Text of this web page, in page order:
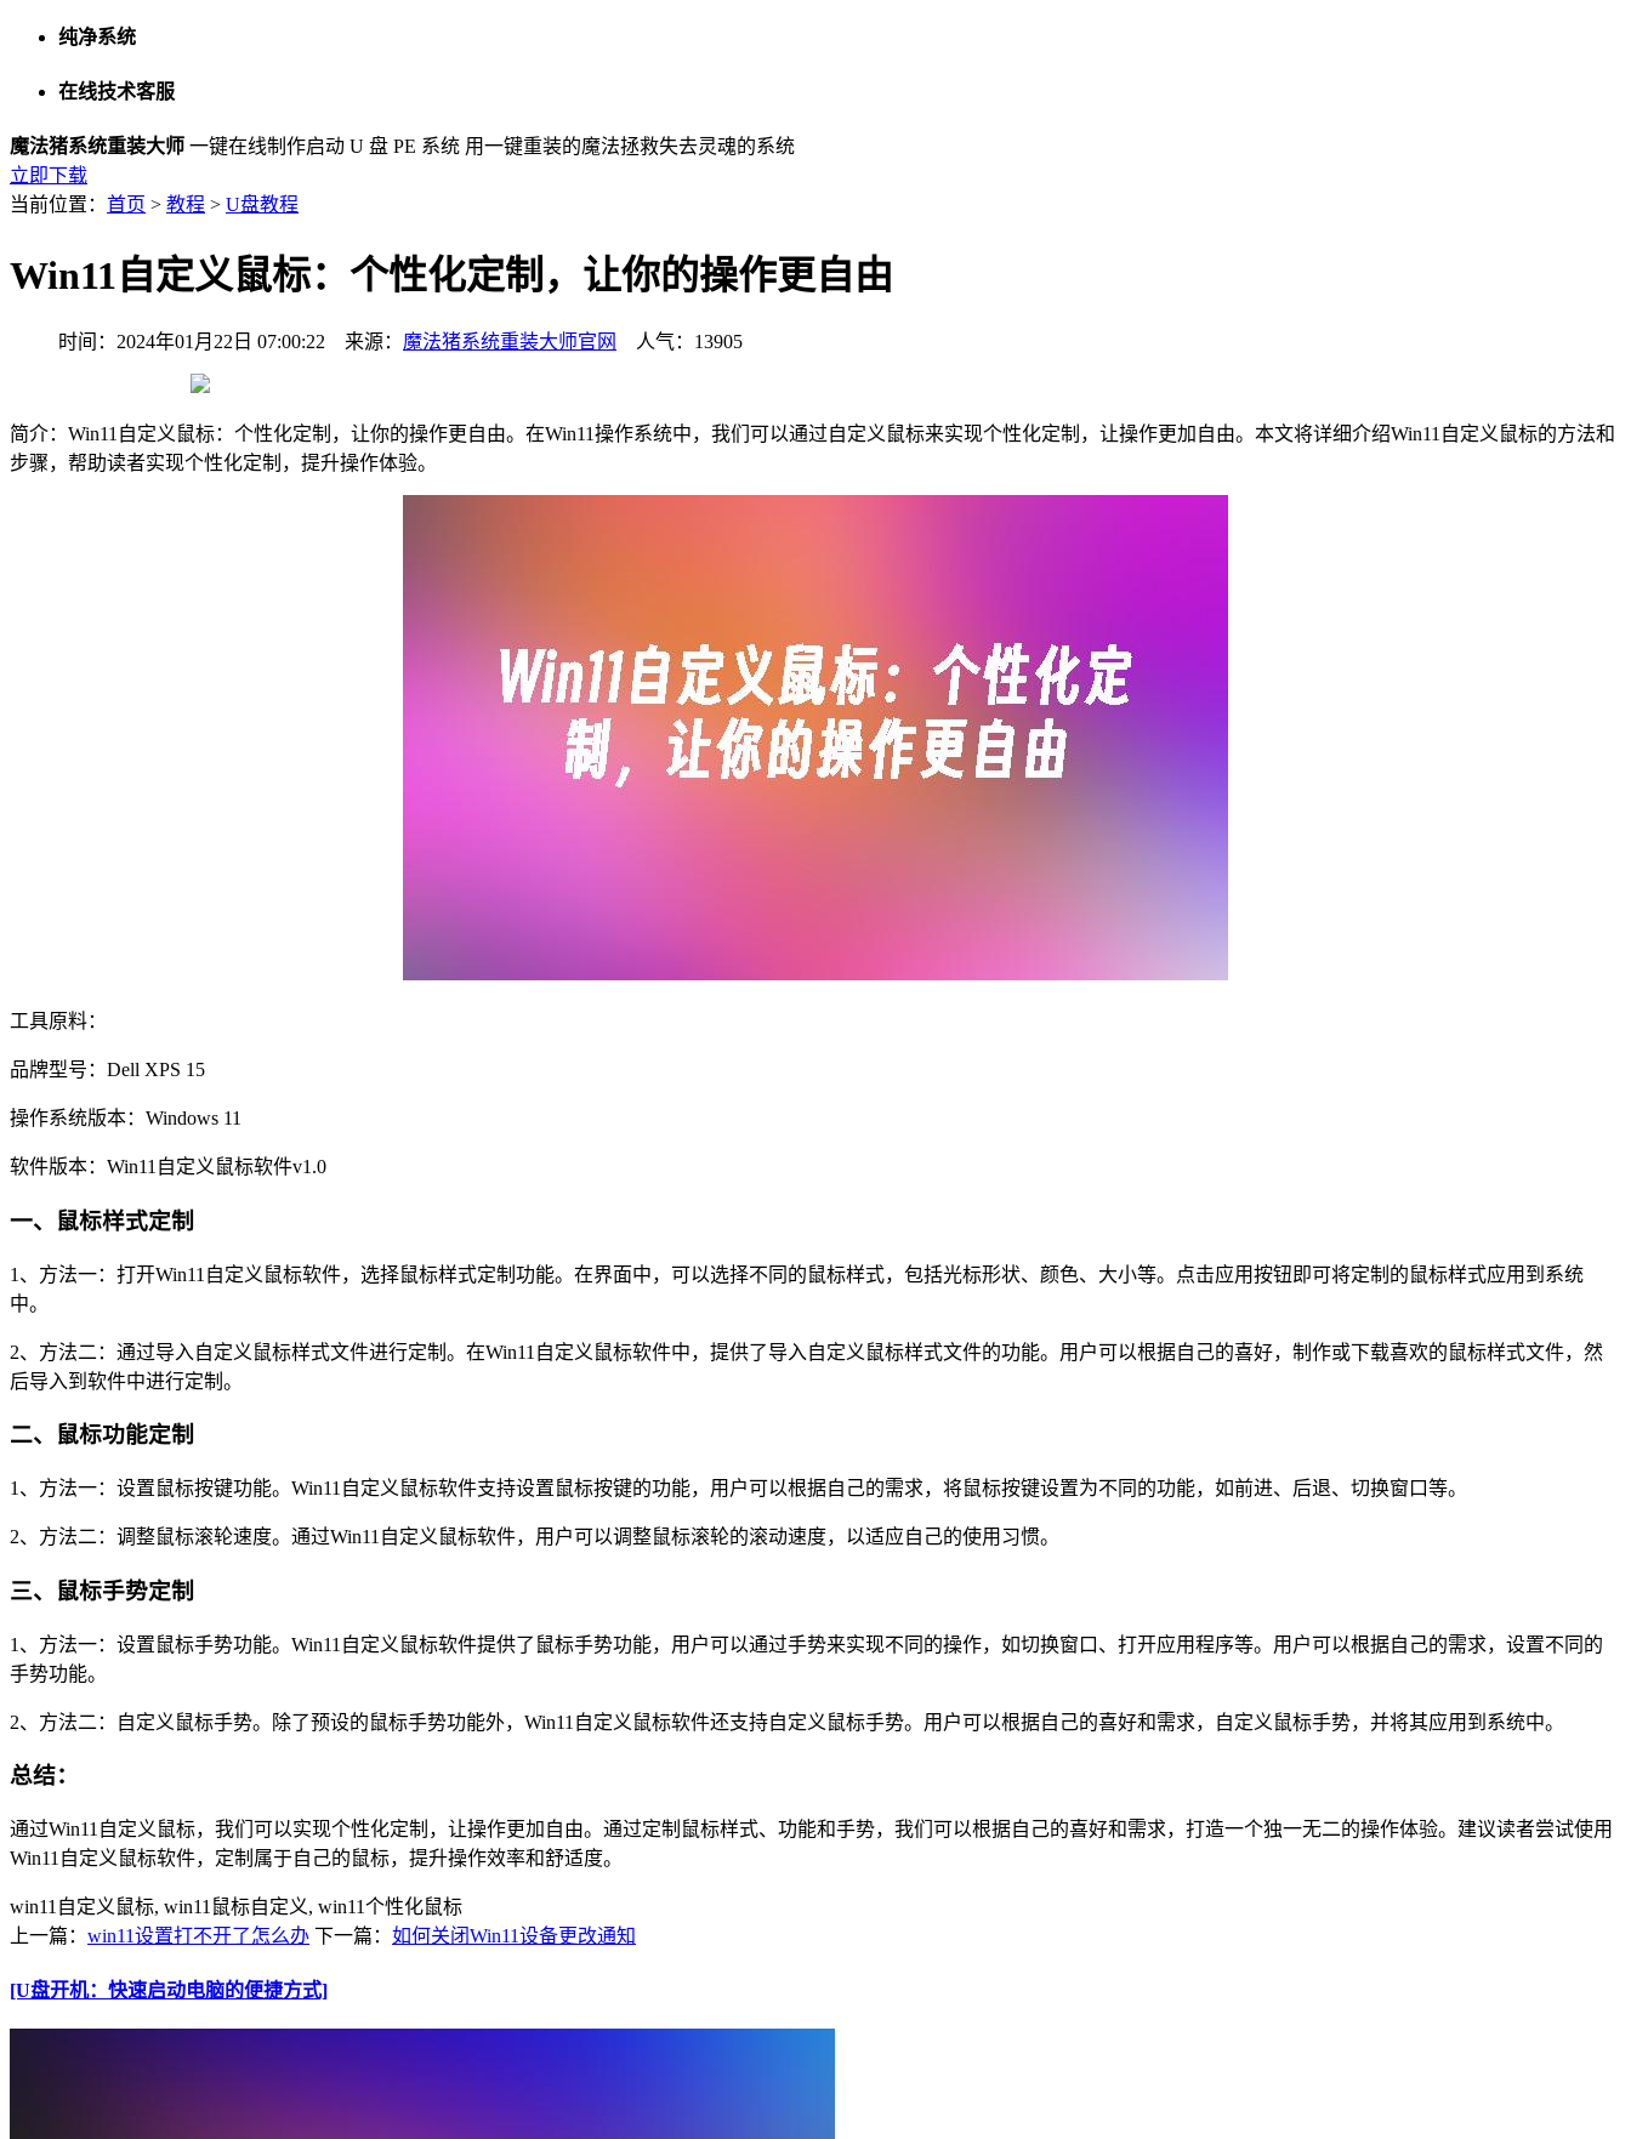
纯净系统
在线技术客服
魔法猪系统重装大师 一键在线制作启动 U 盘 PE 系统 用一键重装的魔法拯救失去灵魂的系统
立即下载
当前位置： 首页 > 教程 > U盘教程
Win11自定义鼠标：个性化定制，让你的操作更自由
时间：2024年01月22日 07:00:22 来源： 魔法猪系统重装大师官网 人气：13905
简介：Win11自定义鼠标：个性化定制，让你的操作更自由。在Win11操作系统中，我们可以通过自定义鼠标来实现个性化定制，让操作更加自由。本文将详细介绍Win11自定义鼠标的方法和
步骤，帮助读者实现个性化定制，提升操作体验。
工具原料：
品牌型号：Dell XPS 15
操作系统版本：Windows 11
软件版本：Win11自定义鼠标软件v1.0
一、鼠标样式定制
1、方法一：打开Win11自定义鼠标软件，选择鼠标样式定制功能。在界面中，可以选择不同的鼠标样式，包括光标形状、颜色、大小等。点击应用按钮即可将定制的鼠标样式应用到系统
中。
2、方法二：通过导入自定义鼠标样式文件进行定制。在Win11自定义鼠标软件中，提供了导入自定义鼠标样式文件的功能。用户可以根据自己的喜好，制作或下载喜欢的鼠标样式文件，然
后导入到软件中进行定制。
二、鼠标功能定制
1、方法一：设置鼠标按键功能。Win11自定义鼠标软件支持设置鼠标按键的功能，用户可以根据自己的需求，将鼠标按键设置为不同的功能，如前进、后退、切换窗口等。
2、方法二：调整鼠标滚轮速度。通过Win11自定义鼠标软件，用户可以调整鼠标滚轮的滚动速度，以适应自己的使用习惯。
三、鼠标手势定制
1、方法一：设置鼠标手势功能。Win11自定义鼠标软件提供了鼠标手势功能，用户可以通过手势来实现不同的操作，如切换窗口、打开应用程序等。用户可以根据自己的需求，设置不同的
手势功能。
2、方法二：自定义鼠标手势。除了预设的鼠标手势功能外，Win11自定义鼠标软件还支持自定义鼠标手势。用户可以根据自己的喜好和需求，自定义鼠标手势，并将其应用到系统中。
总结：
通过Win11自定义鼠标，我们可以实现个性化定制，让操作更加自由。通过定制鼠标样式、功能和手势，我们可以根据自己的喜好和需求，打造一个独一无二的操作体验。建议读者尝试使用
Win11自定义鼠标软件，定制属于自己的鼠标，提升操作效率和舒适度。
win11自定义鼠标, win11鼠标自定义, win11个性化鼠标
上一篇： win11设置打不开了怎么办 下一篇： 如何关闭Win11设备更改通知
[U盘开机：快速启动电脑的便捷方式]